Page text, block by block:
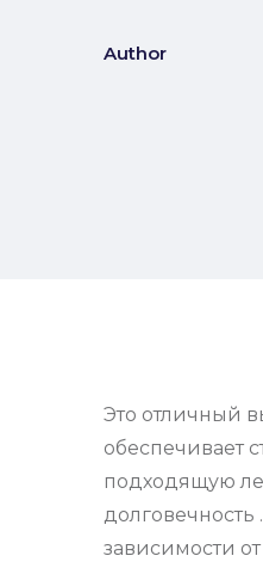
Author
Это отличный
обеспечивает
подходящую
зависимости